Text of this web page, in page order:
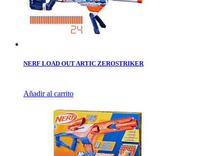
NERF LOAD OUT ARTIC ZEROSTRIKER
Añadir al carrito